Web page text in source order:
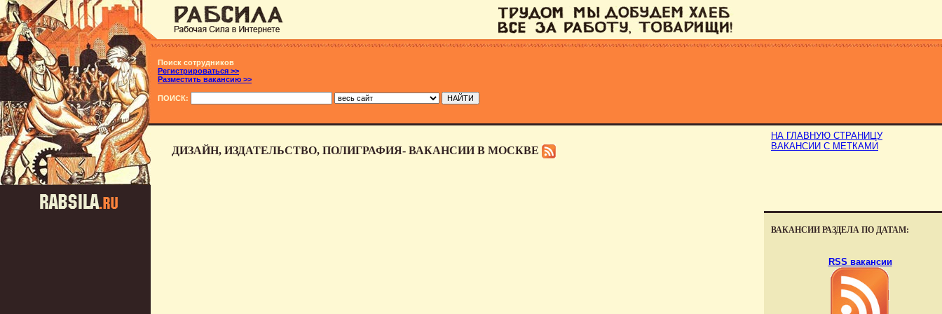
Поиск сотрудников
Регистрироваться >>
Разместить вакансию >>
ПОИСК:
ДИЗАЙН, ИЗДАТЕЛЬСТВО, ПОЛИГРАФИЯ- ВАКАНСИИ В МОСКВЕ
НА ГЛАВНУЮ СТРАНИЦУ
ВАКАНСИИ С МЕТКАМИ
ВАКАНСИИ РАЗДЕЛА ПО ДАТАМ:
RSS вакансии